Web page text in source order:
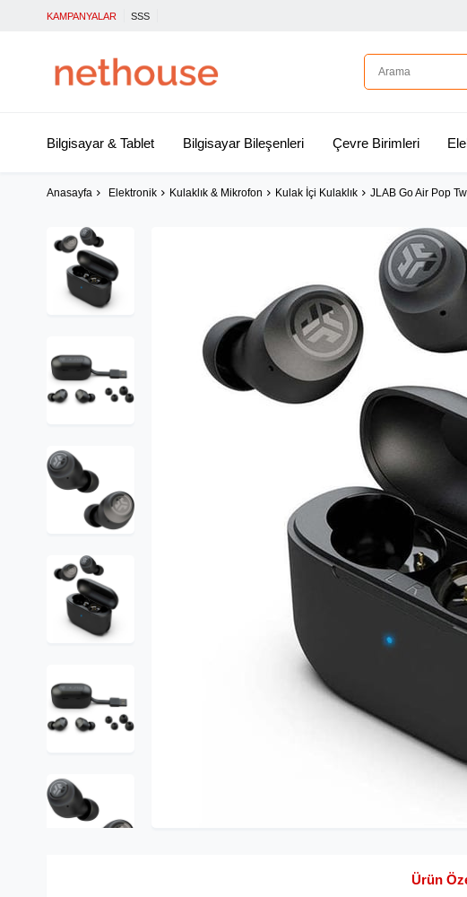
KAMPANYALAR SSS
Bilgisayar & Tablet Bilgisayar Bileşenleri Çevre Birimleri
Anasayfa Elektronik Kulaklık & Mikrofon Kulak İçi Kulaklık JLAB Go Air Pop
Ürün